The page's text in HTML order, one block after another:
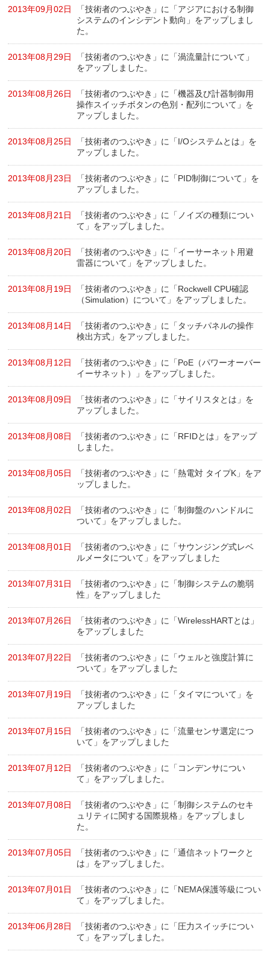
2013年09月02日
「技術者のつぶやき」に「アジアにおける制御
システムのインシデント動向」をアップしまし
た。
2013年08月29日
「技術者のつぶやき」に「渦流量計について」
をアップしました。
2013年08月26日
「技術者のつぶやき」に「機器及び計器制御用
操作スイッチボタンの色別・配列について」を
アップしました。
2013年08月25日
「技術者のつぶやき」に「I/Oシステムとは」を
アップしました。
2013年08月23日
「技術者のつぶやき」に「PID制御について」を
アップしました。
2013年08月21日
「技術者のつぶやき」に「ノイズの種類につい
て」をアップしました。
2013年08月20日
「技術者のつぶやき」に「イーサーネット用避
雷器について」をアップしました。
2013年08月19日
「技術者のつぶやき」に「Rockwell CPU確認
（Simulation）について」をアップしました。
2013年08月14日
「技術者のつぶやき」に「タッチパネルの操作
検出方式」をアップしました。
2013年08月12日
「技術者のつぶやき」に「PoE（パワーオーバー
イーサネット）」をアップしました。
2013年08月09日
「技術者のつぶやき」に「サイリスタとは」を
アップしました。
2013年08月08日
「技術者のつぶやき」に「RFIDとは」をアップ
しました。
2013年08月05日
「技術者のつぶやき」に「熱電対 タイプK」をア
ップしました。
2013年08月02日
「技術者のつぶやき」に「制御盤のハンドルに
ついて」をアップしました。
2013年08月01日
「技術者のつぶやき」に「サウンジング式レベ
ルメータについて」をアップしました
2013年07月31日
「技術者のつぶやき」に「制御システムの脆弱
性」をアップしました
2013年07月26日
「技術者のつぶやき」に「WirelessHARTとは」
をアップしました
2013年07月22日
「技術者のつぶやき」に「ウェルと強度計算に
ついて」をアップしました
2013年07月19日
「技術者のつぶやき」に「タイマについて」を
アップしました
2013年07月15日
「技術者のつぶやき」に「流量センサ選定につ
いて」をアップしました
2013年07月12日
「技術者のつぶやき」に「コンデンサについ
て」をアップしました。
2013年07月08日
「技術者のつぶやき」に「制御システムのセキ
ュリティに関する国際規格」をアップしまし
た。
2013年07月05日
「技術者のつぶやき」に「通信ネットワークと
は」をアップしました。
2013年07月01日
「技術者のつぶやき」に「NEMA保護等級につい
て」をアップしました。
2013年06月28日
「技術者のつぶやき」に「圧力スイッチについ
て」をアップしました。